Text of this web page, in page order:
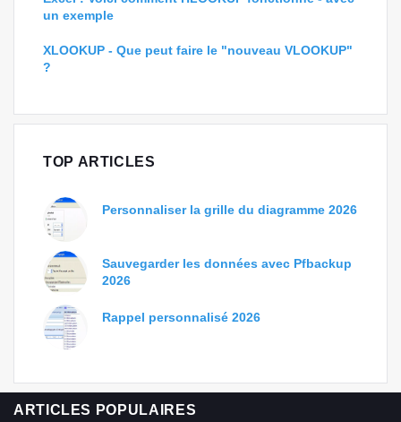
un exemple
XLOOKUP - Que peut faire le "nouveau VLOOKUP"
?
TOP ARTICLES
Personnaliser la grille du diagramme 2026
Sauvegarder les données avec Pfbackup
2026
Rappel personnalisé 2026
ARTICLES POPULAIRES